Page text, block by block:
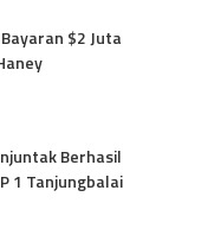
$2 Juta
Berhasil
1 Tanjungbalai